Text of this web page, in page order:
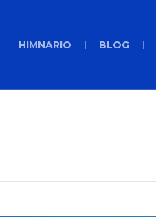
HIMNARIO BLOG